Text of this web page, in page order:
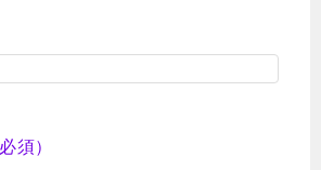
必須）